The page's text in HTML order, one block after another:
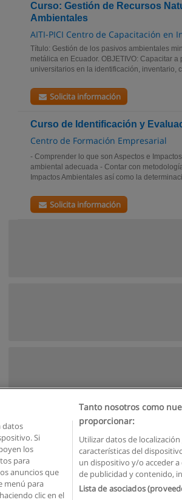
Curso: Gestión de Recursos
Ambientales
AITI-PICI Centro de Capacitación en
Título: Gestión de los pasivos ambientales
metálica en Ecuador. OBJETIVO: Capacitar
universitarios en la identificación, inventario,
Solicita información
Curso de Identificación y
Centro de Formación Empresarial
- Comprender lo que son Aspectos e
ambiental adecuada - Contar con
Impactos Ambientales así como la
Solicita información
Reglas de uso Privacidad de datos
© Educaedu Business S.L. - CIF : B-95610580: -
datos
Si
los
para
anuncios que
menú para
clic en el
Tanto nosotros como
proporcionar:
Utilizar datos de
características del
un dispositivo y/o acceder
de publicidad y contenido,
Lista de asociados